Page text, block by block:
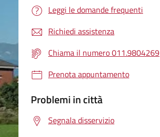
Leggi le domande frequenti
Richiedi assistenza
Chiama il numero 011.9804269
Prenota appuntamento
Problemi in città
Segnala disservizio